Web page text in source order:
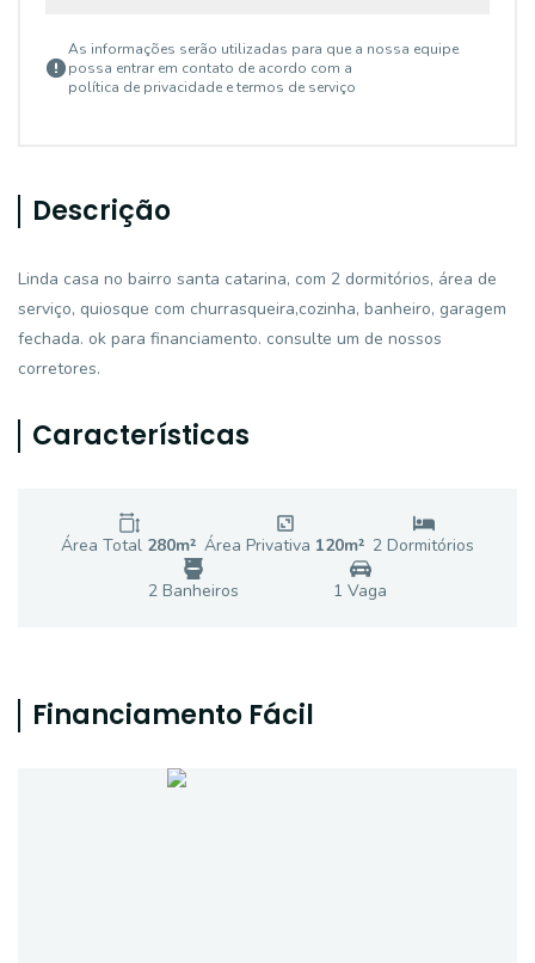
As informações serão utilizadas para que a nossa equipe
possa entrar em contato de acordo com a
política de privacidade e termos de serviço
Descrição
Linda casa no bairro santa catarina, com 2 dormitórios, área de
serviço, quiosque com churrasqueira,cozinha, banheiro, garagem
fechada. ok para financiamento. consulte um de nossos
corretores.
Características
Área Total 280m² Área Privativa 120m² 2 Dormitórios
2 Banheiros 1 Vaga
Financiamento Fácil